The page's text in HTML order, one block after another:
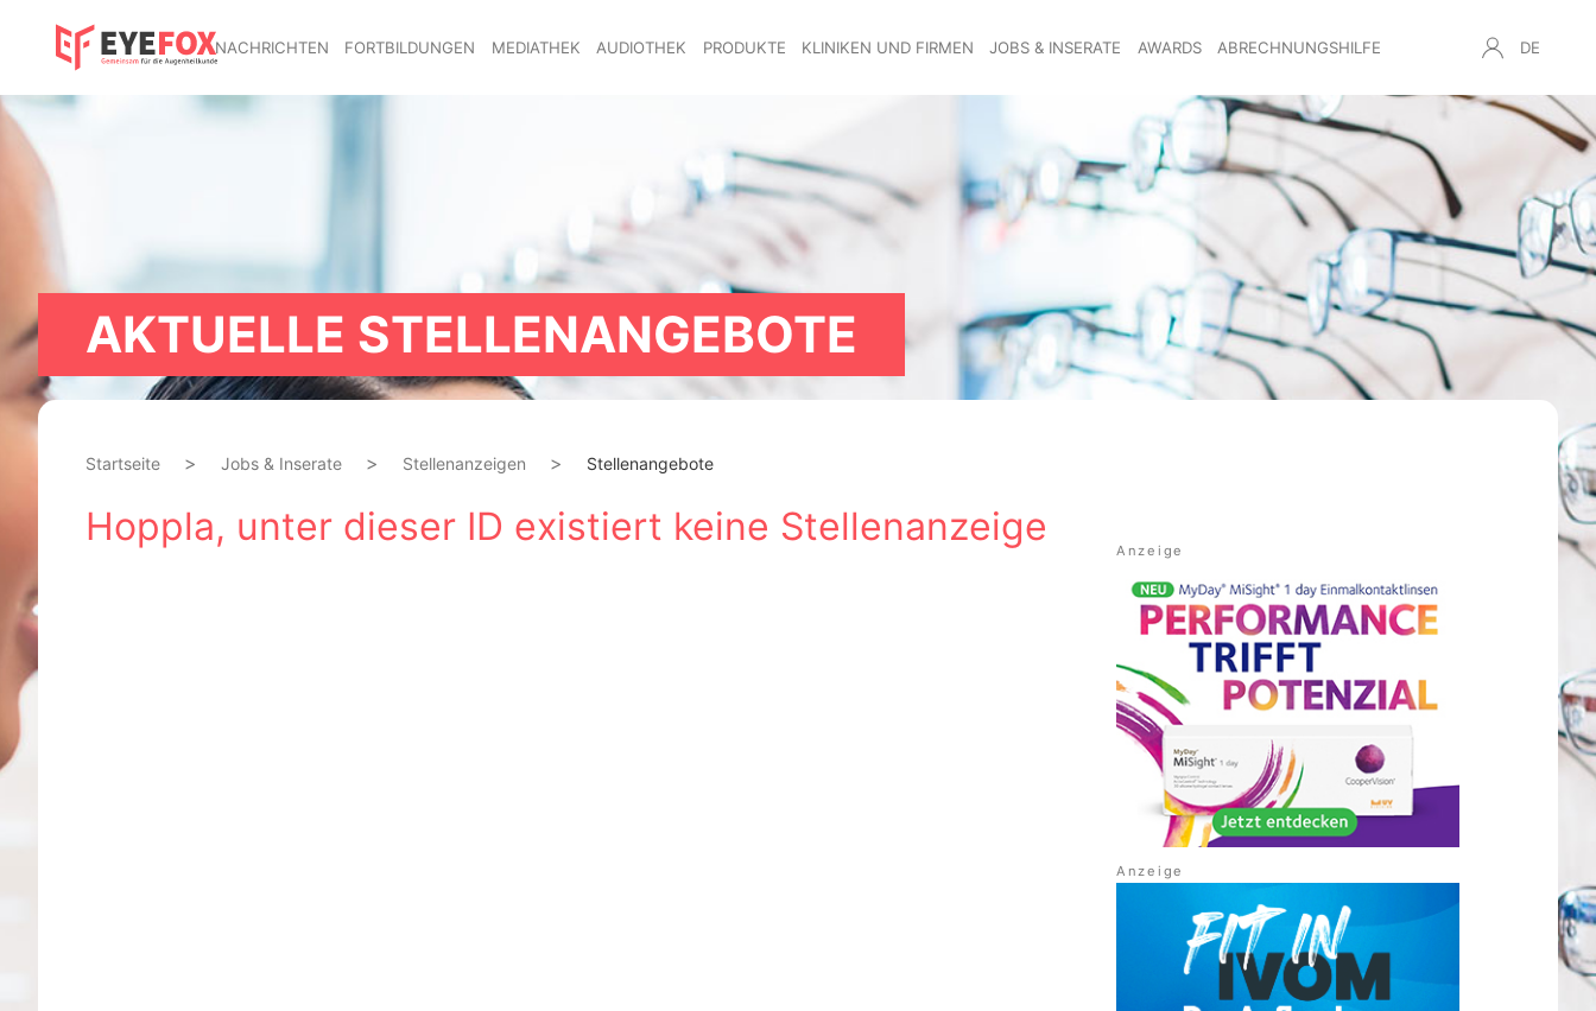
NACHRICHTEN FORTBILDUNGEN MEDIATHEK AUDIOTHEK PRODUKTE KLINIKEN UND FIRMEN JOBS & INSERATE AWARDS ABRECHNUNGSHILFE DE
AKTUELLE STELLEN­ANGEBOTE
Startseite Jobs & Inserate Stellenanzeigen Stellen­angebote
Hoppla, unter dieser ID existiert keine Stellenanzeige